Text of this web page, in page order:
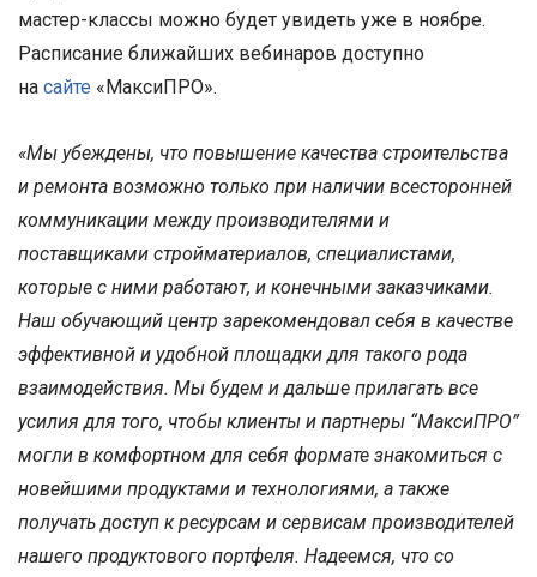
мастер-классы можно будет увидеть уже в ноябре.
Расписание ближайших вебинаров доступно
на сайте «МаксиПРО».
«Мы убеждены, что повышение качества строительства
и ремонта возможно только при наличии всесторонней
коммуникации между производителями и
поставщиками стройматериалов, специалистами,
которые с ними работают, и конечными заказчиками.
Наш обучающий центр зарекомендовал себя в качестве
эффективной и удобной площадки для такого рода
взаимодействия. Мы будем и дальше прилагать все
усилия для того, чтобы клиенты и партнеры “МаксиПРО”
могли в комфортном для себя формате знакомиться с
новейшими продуктами и технологиями, а также
получать доступ к ресурсам и сервисам производителей
нашего продуктового портфеля. Надеемся, что со